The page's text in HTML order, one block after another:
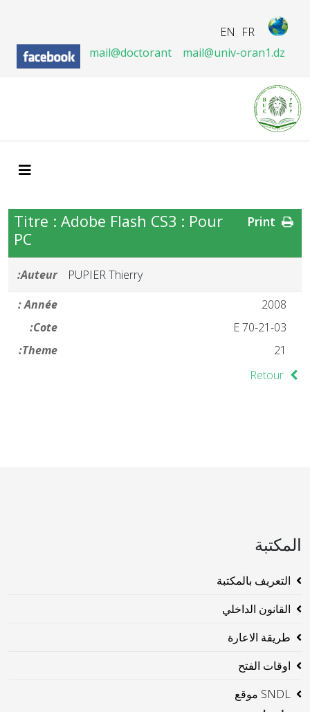
FR
EN
mail@doctorant
mail@univ-oran1.dz
Titre : Adobe Flash CS3 : Pour
PC
Auteur:
PUPIER Thierry
Année :
2008
Cote:
21-03-E 70
Theme:
21
Retour
المكتبة
التعريف بالمكتبة
القانون الداخلي
طريقة الاعارة
اوقات الفتح
SNDL موقع